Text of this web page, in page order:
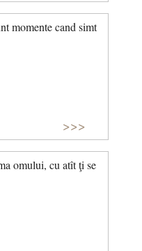
momente cand simt
>>>
omului, cu atît ţi se